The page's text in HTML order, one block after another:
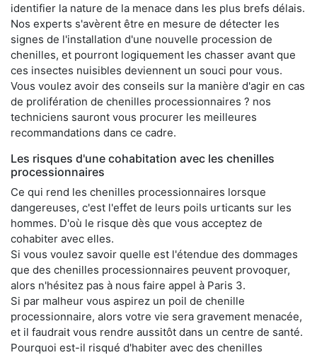
identifier la nature de la menace dans les plus brefs délais.
Nos experts s'avèrent être en mesure de détecter les
signes de l'installation d'une nouvelle procession de
chenilles, et pourront logiquement les chasser avant que
ces insectes nuisibles deviennent un souci pour vous.
Vous voulez avoir des conseils sur la manière d'agir en cas
de prolifération de chenilles processionnaires ? nos
techniciens sauront vous procurer les meilleures
recommandations dans ce cadre.
Les risques d'une cohabitation avec les chenilles
processionnaires
Ce qui rend les chenilles processionnaires lorsque
dangereuses, c'est l'effet de leurs poils urticants sur les
hommes. D'où le risque dès que vous acceptez de
cohabiter avec elles.
Si vous voulez savoir quelle est l'étendue des dommages
que des chenilles processionnaires peuvent provoquer,
alors n'hésitez pas à nous faire appel à Paris 3.
Si par malheur vous aspirez un poil de chenille
processionnaire, alors votre vie sera gravement menacée,
et il faudrait vous rendre aussitôt dans un centre de santé.
Pourquoi est-il risqué d'habiter avec des chenilles